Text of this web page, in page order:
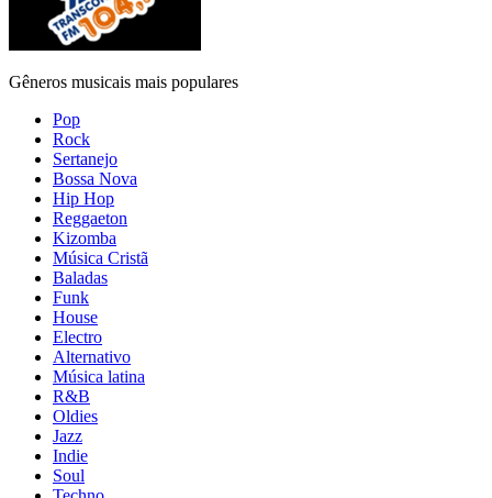
Gêneros musicais mais populares
Pop
Rock
Sertanejo
Bossa Nova
Hip Hop
Reggaeton
Kizomba
Música Cristã
Baladas
Funk
House
Electro
Alternativo
Música latina
R&B
Oldies
Jazz
Indie
Soul